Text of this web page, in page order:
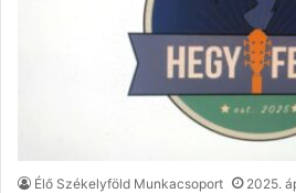
Élő Székelyföld Munkacsoport 2025.